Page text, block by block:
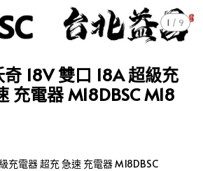
1 / 9
18V 雙口 18A 超級充
充電器 M18DBSC M18
充電器 超充 急速 充電器 M18DBSC